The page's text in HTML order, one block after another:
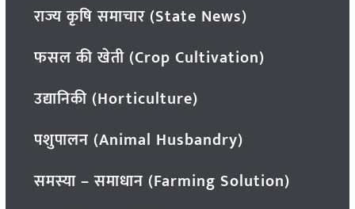
राज्य कृषि समाचार (State News)
फसल की खेती (Crop Cultivation)
उद्यानिकी (Horticulture)
पशुपालन (Animal Husbandry)
समस्या – समाधान (Farming Solution)